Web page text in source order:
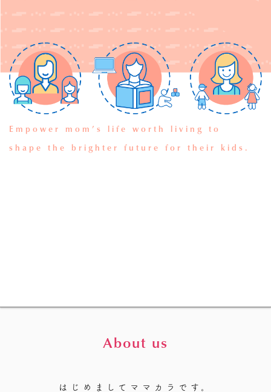
Empower mom’s life worth living to
shape the brighter future for their kids.
About us
はじめましてママカラです。